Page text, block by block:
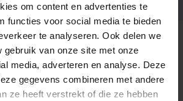
om content en advertenties te
functies voor social media te bieden
te analyseren. Ook delen we
gebruik van onze site met onze
media, adverteren en analyse. Deze
gegevens combineren met andere
ze heeft verstrekt of die ze hebben